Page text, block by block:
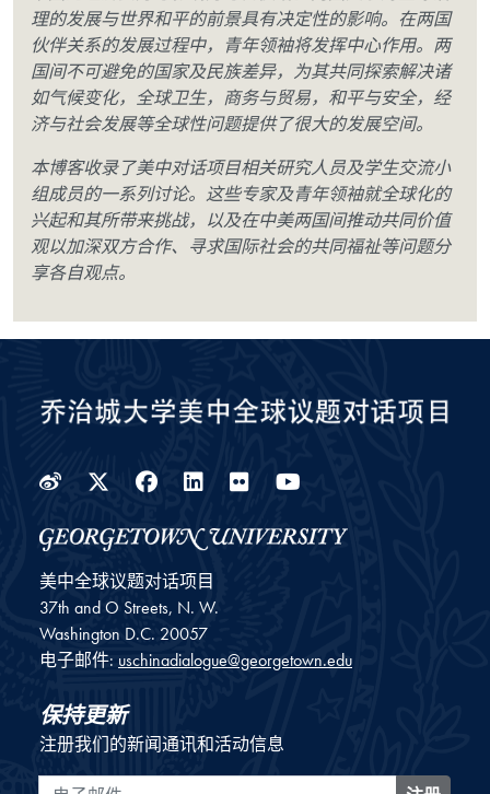
理的发展与世界和平的前景具有决定性的影响。在两国
伙伴关系的发展过程中，青年领袖将发挥中心作用。两
国间不可避免的国家及民族差异，为其共同探索解决诸
如气候变化，全球卫生，商务与贸易，和平与安全，经
济与社会发展等全球性问题提供了很大的发展空间。
本博客收录了美中对话项目相关研究人员及学生交流小
组成员的一系列讨论。这些专家及青年领袖就全球化的
兴起和其所带来挑战，以及在中美两国间推动共同价值
观以加深双方合作、寻求国际社会的共同福祉等问题分
享各自观点。
WeiboTwitter
Facebook
LinkedIn
Flickr
美中全球议题对话项目
37th and O Streets, N. W.
Washington D.C. 20057
电子邮件: uschinadialogue@georgetown.edu
保持更新
注册我们的新闻通讯和活动信息
电子邮件